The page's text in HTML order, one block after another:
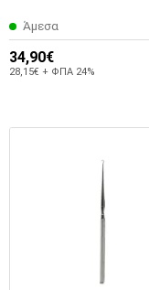
Άμεσα
34,90€
28,15€ + ΦΠΑ 24%